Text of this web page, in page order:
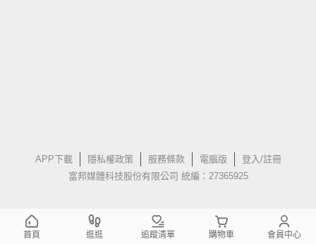
APP下載 隱私權政策 服務條款 電腦版
登入/註冊
富邦媒體科技股份有限公司 統編：27365925
首頁 逛逛 追蹤清單 購物車 會員中心